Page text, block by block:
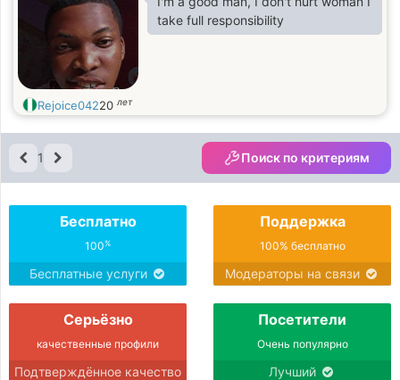
take full responsibility
Rejoice04220 лет
1 Поиск по критериям
Бесплатно
100%
Бесплатные услуги
Поддержка
100% бесплатно
Модераторы на связи
Серьёзно
качественные профили
Подтверждённое качество
Посетители
Очень популярно
Лучший